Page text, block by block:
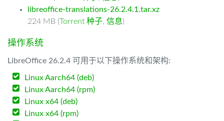
libreoffice-translations-26.2.4.1.tar.xz
224 MB (Torrent 种子, 信息)
操作系统
LibreOffice 26.2.4 可用于以下操作系统和架构:
Linux Aarch64 (deb)
Linux Aarch64 (rpm)
Linux x64 (deb)
Linux x64 (rpm)